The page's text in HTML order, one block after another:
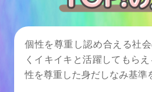
個性を尊重し認め合える社
くイキイキと活躍してもらえ
性を尊重した身だしなみ基準